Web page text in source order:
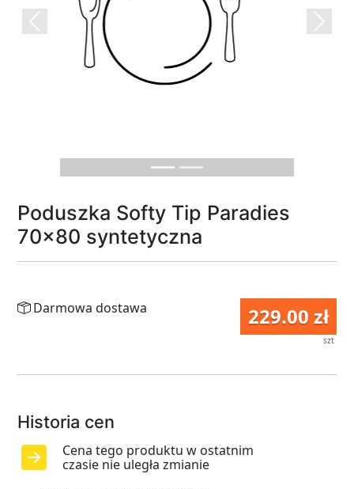
Previous Next
Poduszka Softy Tip Paradies
70x80 syntetyczna
229.00 zł
szt
Darmowa dostawa
Historia cen
Cena tego produktu w ostatnim
czasie nie uległa zmianie